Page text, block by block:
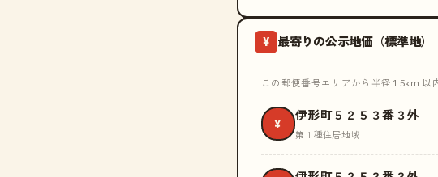
¥ 最寄りの公示地価（標準地）
この郵便番号エリアから半径 1.5km 以
¥
伊形町５２５３番３外
第１種住居地域